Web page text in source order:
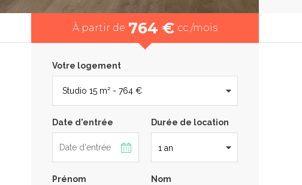
À partir de 764 € cc /mois
Votre logement
Date d'entrée Durée de location
Prénom Nom